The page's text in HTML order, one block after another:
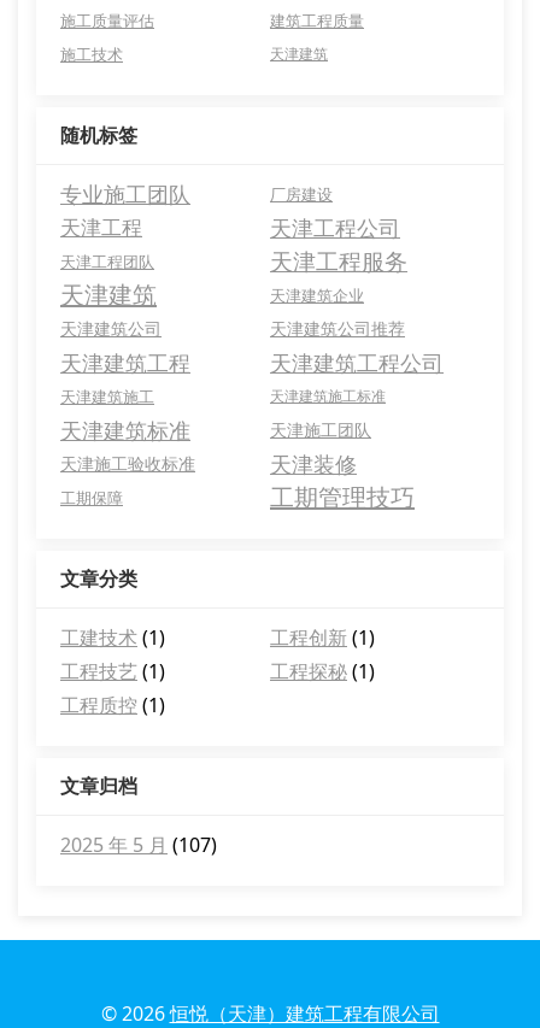
施工质量评估
建筑工程质量
施工技术
天津建筑
随机标签
专业施工团队 厂房建设
天津工程 天津工程公司
天津工程团队 天津工程服务
天津建筑 天津建筑企业
天津建筑公司 天津建筑公司推荐
天津建筑工程 天津建筑工程公司
天津建筑施工 天津建筑施工标准
天津建筑标准
天津施工团队
天津施工验收标准
天津装修
工期保障 工期管理技巧
文章分类
工建技术(1) 工程创新(1)
工程技艺(1) 工程探秘(1)
工程质控 (1)
文章归档
2025 年 5 月 (107)
© 2026恒悦（天津）建筑工程有限公司